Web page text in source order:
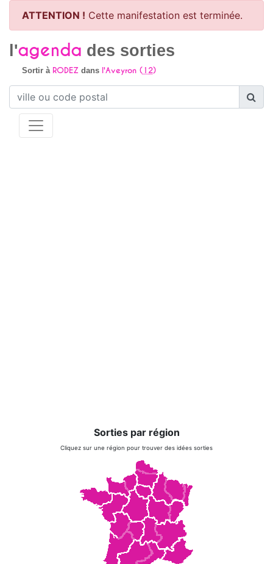
ATTENTION ! Cette manifestation est terminée.
l'agenda des sorties
Sortir à RODEZ dans l'Aveyron (12)
Sorties par région
Cliquez sur une région pour trouver des idées sorties